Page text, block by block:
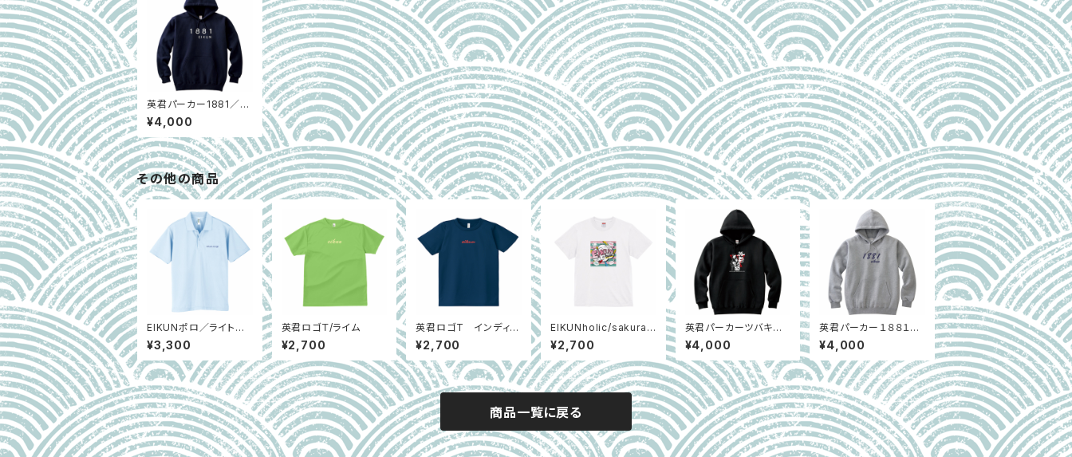
英君パーカー1881／ネ
イビー
¥4,000
その他の商品
EIKUNポロ／ライトブ
ルー
¥3,300
英君ロゴＴ/ライム
¥2,700
英君ロゴT インディゴ
ブルー
¥2,700
EIKUNholic/sakuraS
P
¥2,700
英君パーカーツバキア
ンナ/ブラック
¥4,000
英君パーカー１８８１／
グレー
¥4,000
商品一覧に戻る